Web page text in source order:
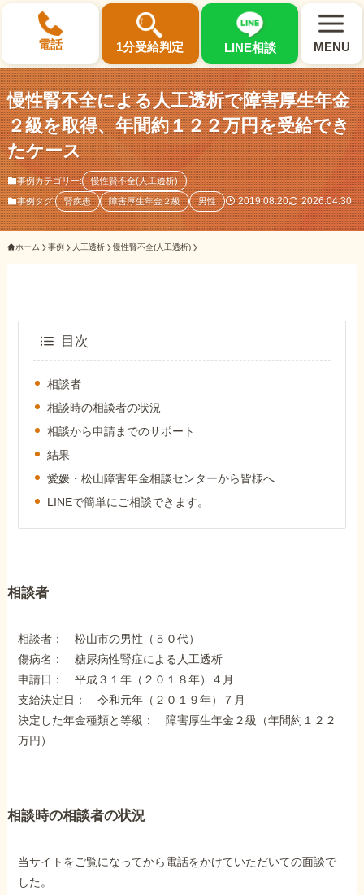
電話 1分受給判定 LINE相談 MENU
×
選ばれる3つの理由
初回相談料0円・受給後報酬型
サポート料金について
受給事例
Q&A・相談事例
障害年金コラム
慢性腎不全による人工透析で障害厚生年金
２級を取得、年間約１２２万円を受給でき
たケース
事例カテゴリー: 慢性賢不全(人工透析)
事例タグ: 腎疾患 障害厚生年金２級 男性 2019.08.20 2026.04.30
ホーム 事例 人工透析 慢性賢不全(人工透析)
目次
相談者
相談時の相談者の状況
相談から申請までのサポート
結果
愛媛・松山障害年金相談センターから皆様へ
LINEで簡単にご相談できます。
相談者
相談者： 松山市の男性（５０代）
傷病名： 糖尿病性腎症による人工透析
申請日： 平成３１年（２０１８年）４月
支給決定日： 令和元年（２０１９年）７月
決定した年金種類と等級： 障害厚生年金２級（年間約１２２
万円）
相談時の相談者の状況
当サイトをご覧になってから電話をかけていただいての面談で
した。